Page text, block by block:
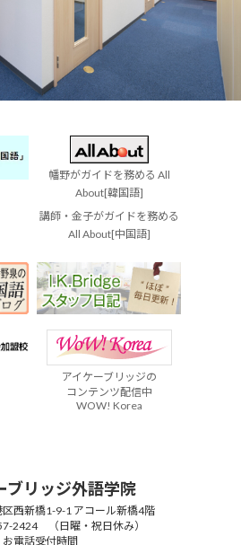
幡野がガイドを務める All
About[韓国語]
講師・金子がガイドを務める
All About[中国語]
アイケーブリッジの
コンテンツ配信中
WOW! Korea
ブリッジ外語学院
西新橋1-9-1 アコール新橋4階
2424 （日曜・祝日休み）
お電話受付時間